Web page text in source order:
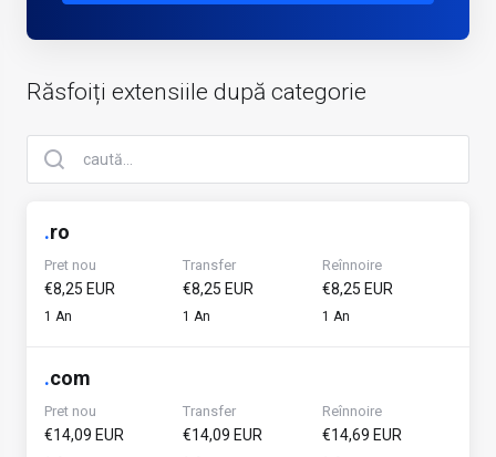
Răsfoiți extensiile după categorie
.ro
Pret nou
€8,25 EUR
1 An
Transfer
€8,25 EUR
1 An
Reînnoire
€8,25 EUR
1 An
.com
Pret nou
€14,09 EUR
Transfer
€14,09 EUR
Reînnoire
€14,69 EUR